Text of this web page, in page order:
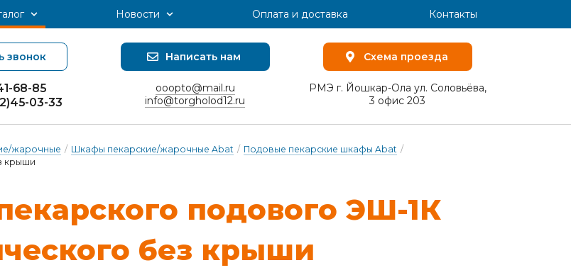
Новости Оплата и доставка Контакты
звонок
68-85
03-33
Написать нам
ooopto@mail.ru
info@torgholod12.ru
Схема проезда
РМЭ г. Йошкар-Ола ул. Соловьёва,
3 офис 203
жарочные / Шкафы пекарские/жарочные Abat / Подовые пекарские шкафы Abat /
крыши
по­до­во­го ЭШ-1К
без кры­ши